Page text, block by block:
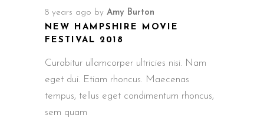
8 years ago by Amy Burton
NEW HAMPSHIRE MOVIE
FESTIVAL 2018
Curabitur ullamcorper ultricies nisi. Nam
eget dui. Etiam rhoncus. Maecenas
tempus, tellus eget condimentum rhoncus,
sem quam